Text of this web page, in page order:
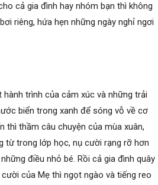
cả gia đình hay nhóm bạn thì không
riêng, hứa hẹn những ngày nghỉ ngơi
trình của cảm xúc và những trải
biển trong xanh để sóng vỗ về cơ
thì thầm câu chuyện của mùa xuân,
từ trong lớp học, nụ cười rạng rỡ hơn
điều nhỏ bé. Rồi cả gia đình quây
của Mẹ thì ngọt ngào và tiếng reo